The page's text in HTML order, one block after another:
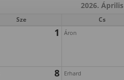
2026. Április
Sze Cs
1 Áron
8 Erhard